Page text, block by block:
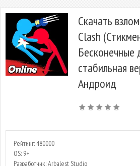
Скачать
Clash
Бесконечные
стабильная
Андроид
Рейтинг: 480000
OS: 9+
Разработчик: Arbalest Studio